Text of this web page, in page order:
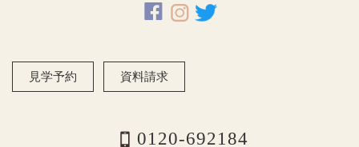
見学予約 資料請求
0120-692184